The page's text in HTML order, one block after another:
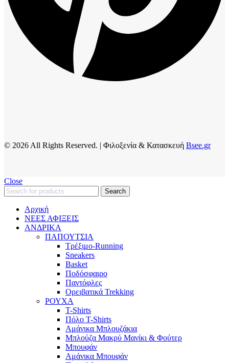
© 2026 All Rights Reserved. | Φιλοξενία & Κατασκευή Bsee.gr
Close
Search
Αρχική
ΝΕΕΣ ΑΦΙΞΕΙΣ
AΝΔΡΙΚΑ
ΠΑΠΟΥΤΣΙΑ
Τρέξιμο-Running
Sneakers
Basket
Ποδόσφαιρο
Παντόφλες
Ορειβατικά Trekking
ΡΟΥΧΑ
T-Shirts
Πόλο T-Shirts
Αμάνικα Μπλουζάκια
Μπλούζα Μακρύ Μανίκι & Φούτερ
Μπουφάν
Αμάνικα Μπουφάν